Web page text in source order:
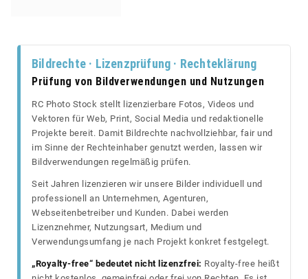
Bildrechte · Lizenzprüfung · Rechteklärung
Prüfung von Bildverwendungen und Nutzungen
RC Photo Stock stellt lizenzierbare Fotos, Videos und
Vektoren für Web, Print, Social Media und redaktionelle
Projekte bereit. Damit Bildrechte nachvollziehbar, fair und
im Sinne der Rechteinhaber genutzt werden, lassen wir
Bildverwendungen regelmäßig prüfen.
Seit Jahren lizenzieren wir unsere Bilder individuell und
professionell an Unternehmen, Agenturen,
Webseitenbetreiber und Kunden. Dabei werden
Lizenznehmer, Nutzungsart, Medium und
Verwendungsumfang je nach Projekt konkret festgelegt.
„Royalty-free“ bedeutet nicht lizenzfrei: Royalty-free heißt